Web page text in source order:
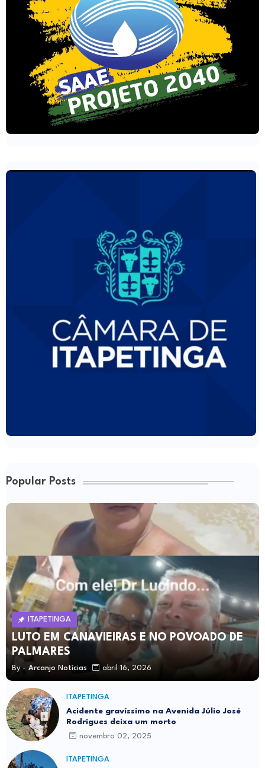
Popular Posts
ITAPETINGA
LUTO EM CANAVIEIRAS E NO POVOADO DE
PALMARES
By - Arcanjo Notícias abril 16, 2026
ITAPETINGA
Acidente gravíssimo na Avenida Júlio José
Rodrigues deixa um morto
novembro 02, 2025
ITAPETINGA